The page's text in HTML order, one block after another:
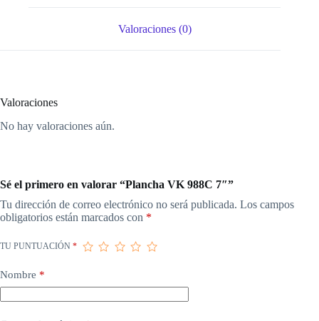
Valoraciones (0)
Valoraciones
No hay valoraciones aún.
Sé el primero en valorar “Plancha VK 988C 7″”
Tu dirección de correo electrónico no será publicada. Los campos
obligatorios están marcados con *
TU PUNTUACIÓN *
Nombre *